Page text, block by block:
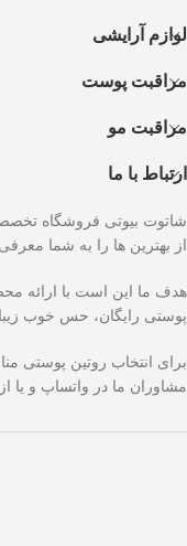
لوازم آرایشی
مراقبت پوست
مراقبت مو
ارتباط با ما
شاتوت بیوتی فروشگاه
از بهترین ها را به شما معرفی
هدف ما این است با ارائه
پوستی رایگان، حس خوب
برای انتخاب روتین پوستی
مشاوران ما در واتساپ و یا